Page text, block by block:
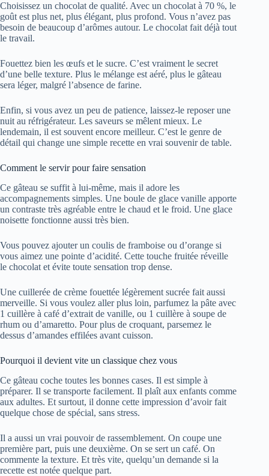
Choisissez un chocolat de qualité. Avec un chocolat à 70 %, le
goût est plus net, plus élégant, plus profond. Vous n’avez pas
besoin de beaucoup d’arômes autour. Le chocolat fait déjà tout
le travail.
Fouettez bien les œufs et le sucre. C’est vraiment le secret
d’une belle texture. Plus le mélange est aéré, plus le gâteau
sera léger, malgré l’absence de farine.
Enfin, si vous avez un peu de patience, laissez-le reposer une
nuit au réfrigérateur. Les saveurs se mêlent mieux. Le
lendemain, il est souvent encore meilleur. C’est le genre de
détail qui change une simple recette en vrai souvenir de table.
Comment le servir pour faire sensation
Ce gâteau se suffit à lui-même, mais il adore les
accompagnements simples. Une boule de glace vanille apporte
un contraste très agréable entre le chaud et le froid. Une glace
noisette fonctionne aussi très bien.
Vous pouvez ajouter un coulis de framboise ou d’orange si
vous aimez une pointe d’acidité. Cette touche fruitée réveille
le chocolat et évite toute sensation trop dense.
Une cuillerée de crème fouettée légèrement sucrée fait aussi
merveille. Si vous voulez aller plus loin, parfumez la pâte avec
1 cuillère à café d’extrait de vanille, ou 1 cuillère à soupe de
rhum ou d’amaretto. Pour plus de croquant, parsemez le
dessus d’amandes effilées avant cuisson.
Pourquoi il devient vite un classique chez vous
Ce gâteau coche toutes les bonnes cases. Il est simple à
préparer. Il se transporte facilement. Il plaît aux enfants comme
aux adultes. Et surtout, il donne cette impression d’avoir fait
quelque chose de spécial, sans stress.
Il a aussi un vrai pouvoir de rassemblement. On coupe une
première part, puis une deuxième. On se sert un café. On
commente la texture. Et très vite, quelqu’un demande si la
recette est notée quelque part.